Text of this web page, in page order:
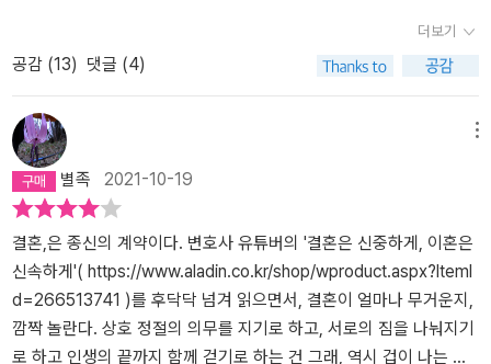
을 죽이고 돈벌이 기계로만 취급되었던 아버지와 키티가 화해하는 장
면보다, 키티가 찰스를 천상의 남자로 여기며 사랑하고, 결국에는 그
불륜이 들통날까봐 가슴떠는 장면이 너무도 절절하게 느껴졌다. 사랑
에 빠진, 혹은 불륜에 빠진, 그리고 그 잘못된 사랑이 들통났을 때의
불안한 여자의 심리묘사가 자못 황홀할 정도다. 남자인 서머셋 몸은
어찌 이리도 여자의 심리를 잘 아는 것일까. <세설>의 작가 다니자키
준이치로에게도 똑같은 경탄을 했었는데, 내 주변엔 왜 이런 남자가
없는 것일까. 이토록 여자를 잘 아는 남자와 연애를 한다면 행복할까?
아니 오히려 매사 너무 빤하게 들여다 보이는 속마음 때문에 애를 태
우게 될까? 한편, 한평생 돈벌이 기계로 봉사하고서도 더 많은 돈을
벌지 못한 까닭에 아내와 딸들로 부터 무언의 경멸을 감수했던 키티
의 아버지가 아내의 죽음 후 자유를 찾아 떠나고자 하는 장면에서는
한다는 말을 듣고 다음과 같이 말한다. '그건 부당해요. 내가 어리석고
경박하고 천박하다고 해서 날 비난하는 건 공평하지 않아요. 난 그렇
게 자랐어요. 내가 아는 모든 여자들은 다 그래요. (...)난 그냥 예쁘고
명랑해요. 장터 노점에서 진주 목걸이나 담비 외투를 찾지 마요.' (p.1
82) 사실이다. 키티는 이런 환경에서 자라왔다. 야심많고 엄격한 그
녀의 엄마는 출세에 대한 의지가 없는 하급 변호사인 남편을 경멸한
다. 그러나 자신의 성공이 오직 남편에게 달려있다는 사실에 그를 출
세시키기 위해 '가차없이 들볶는다'. 이런 엄마를 보며 자란 딸들은 아
버지를 '수입의 원천 이외에 다른 존재로는 여기지' 않는다. 아버지의
존재란 가족에게 필요한 것을 제공해주는 수단일 뿐 그 이상은 아닌
것이다. 또한 엄마인 가스틴 부인은 자신의 만족스럽지 못한 삶을 딸
들을 좋은 곳에 시집 보냄으로써 보상받으려 한다. 특히 두 딸 중 더
거 아냐? 여기서 몸이 말하는 1류는 뭘까? <신곡>이나 <파우스트>
또는 <안나 카레니나>를 쓴 작가들을 지칭하는 거 아닐까? 스스로 그
들과 비교하기 좀 뭐하니까 조금 낮춰서 “최고의” 2류라고 선언함으
로써, 나름대로 가오를 세웠으리라. 시선을 영국문학으로만 돌려보
면, 몸은 자신을 최고의 2류라고 함으로써 이렇게 말하고 있는 거다.
“셰익스피어는 모르겠고, 어쨌든 그이 다음으론 내가 최고다!” 사실
몸의 작품 가운데 우리나라에서 널리 읽히는 것들을 보면, <인생의
굴레에서>, <달과 6펜스>, <면도날>, 그리고 이번에 읽은 <인생의
베일> 정도. 뭐 검색해보면 다른 작품들도 몇 개 더 있긴 하지만. 몸의
팬 또는 지지자들에게는 미안한 말씀이긴 하나, 이 작품들을 위에서
거론한 <신곡>, <파우스트> 등과 어깨를 견준다고 얘기하긴 조금, 아
주 조금, 그렇지 않나? 아, 오해 마시라. 난 <신곡>과 <파우스트>를
더보기
공감 (13) 댓글 (4)
별족 2021-10-19
결혼,은 종신의 계약이다. 변호사 유튜버의 '결혼은 신중하게, 이혼은
신속하게'( https://www.aladin.co.kr/shop/wproduct.aspx?ItemI
d=266513741 )를 후닥닥 넘겨 읽으면서, 결혼이 얼마나 무거운지,
깜짝 놀란다. 상호 정절의 의무를 지기로 하고, 서로의 짐을 나눠지기
로 하고 인생의 끝까지 함께 걷기로 하는 건 그래, 역시 겁이 나는 일